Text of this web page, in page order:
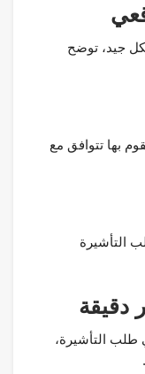
جيد، توضح
بها تتوافق مع
التأشيرة
دقيقة
التأشيرة،